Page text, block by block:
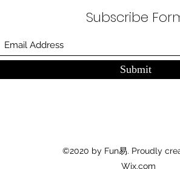
Subscribe
Submit
©2020 by Fun易. Proudly
Wix.com